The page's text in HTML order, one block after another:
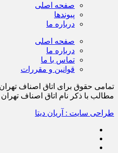
صفحه اصلی
پیوندها
درباره ما
صفحه اصلی
درباره ما
تماس با ما
قوانین و مقررات
تمامی حقوق برای اتاق اصناف
مطالب با ذكر نام اتاق اصناف تهران
طراحی سایت : آریان دیتا